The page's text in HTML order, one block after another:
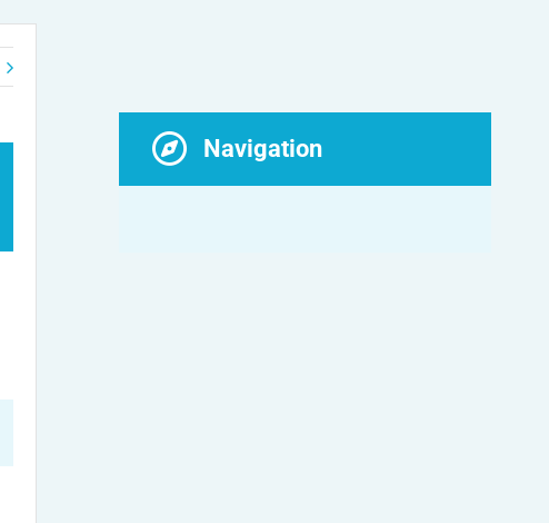
Navigation